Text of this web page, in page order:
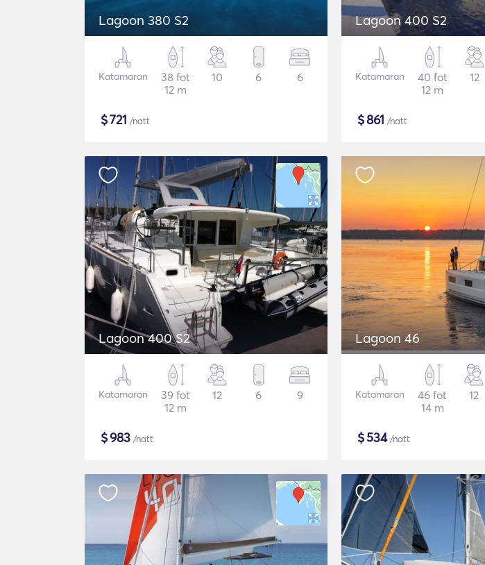
Lagoon 380 S2
Katamaran
38 fot
12 m
10 6 6
$721 /natt
Lagoon 400 S2
Katamaran
40 fot
12 m
12
$861 /natt
Lagoon 400 S2
Katamaran
39 fot
12 m
12 6 9
$983 /natt
Lagoon 46
Katamaran
46 fot
14 m
12
$534/natt